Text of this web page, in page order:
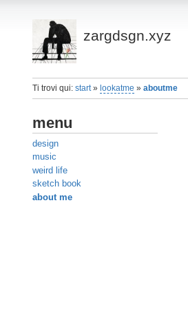
zargdsgn.xyz
Ti trovi qui: start» lookatme » aboutme
menu
design
music
weird life
sketch book
about me